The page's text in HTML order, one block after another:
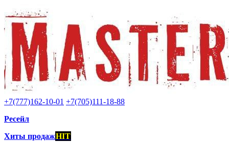
+7(777)162-10-01 +7(705)111-18-88
Ресейл
Хиты продажHIT